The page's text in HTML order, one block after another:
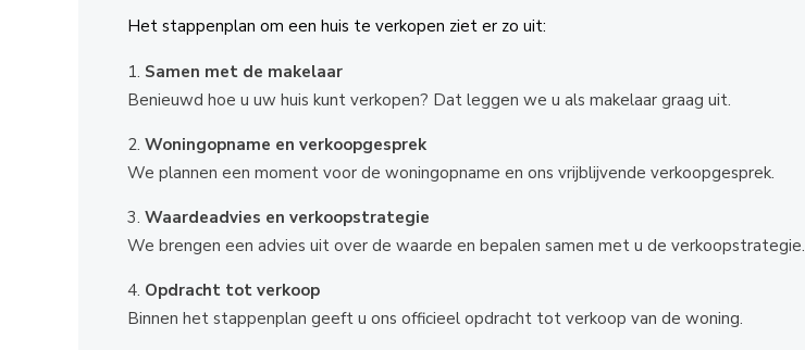
Het stappenplan om een huis te verkopen ziet er zo uit:
Samen met de makelaar
Benieuwd hoe u uw huis kunt verkopen? Dat leggen we u als makelaar graag uit.
Woningopname en verkoopgesprek
We plannen een moment voor de woningopname en ons vrijblijvende verkoopgesprek.
Waardeadvies en verkoopstrategie
We brengen een advies uit over de waarde en bepalen samen met u de verkoopstrategie.
Opdracht tot verkoop
Binnen het stappenplan geeft u ons officieel opdracht tot verkoop van de woning.